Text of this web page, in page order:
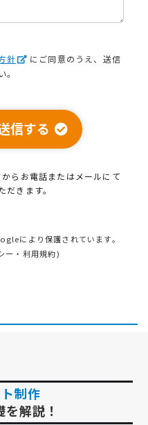
針
にご同意のうえ、送信
。
信する
ら お電話またはメールにて
だきます。
により保護されています。
ー ・ 利用規約)
制作
解説！